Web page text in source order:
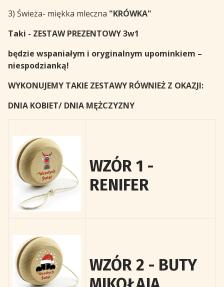
3) Świeża- miękka mleczna "KRÓWKA"
Taki - ZESTAW PREZENTOWY 3w1
będzie wspaniałym i oryginalnym upominkiem –
niespodzianką!
WYKONUJEMY TAKIE ZESTAWY RÓWNIEŻ Z OKAZJI:
DNIA KOBIET/ DNIA MĘŻCZYZNY
WZÓR 1 -
RENIFER
WZÓR 2 - BUTY